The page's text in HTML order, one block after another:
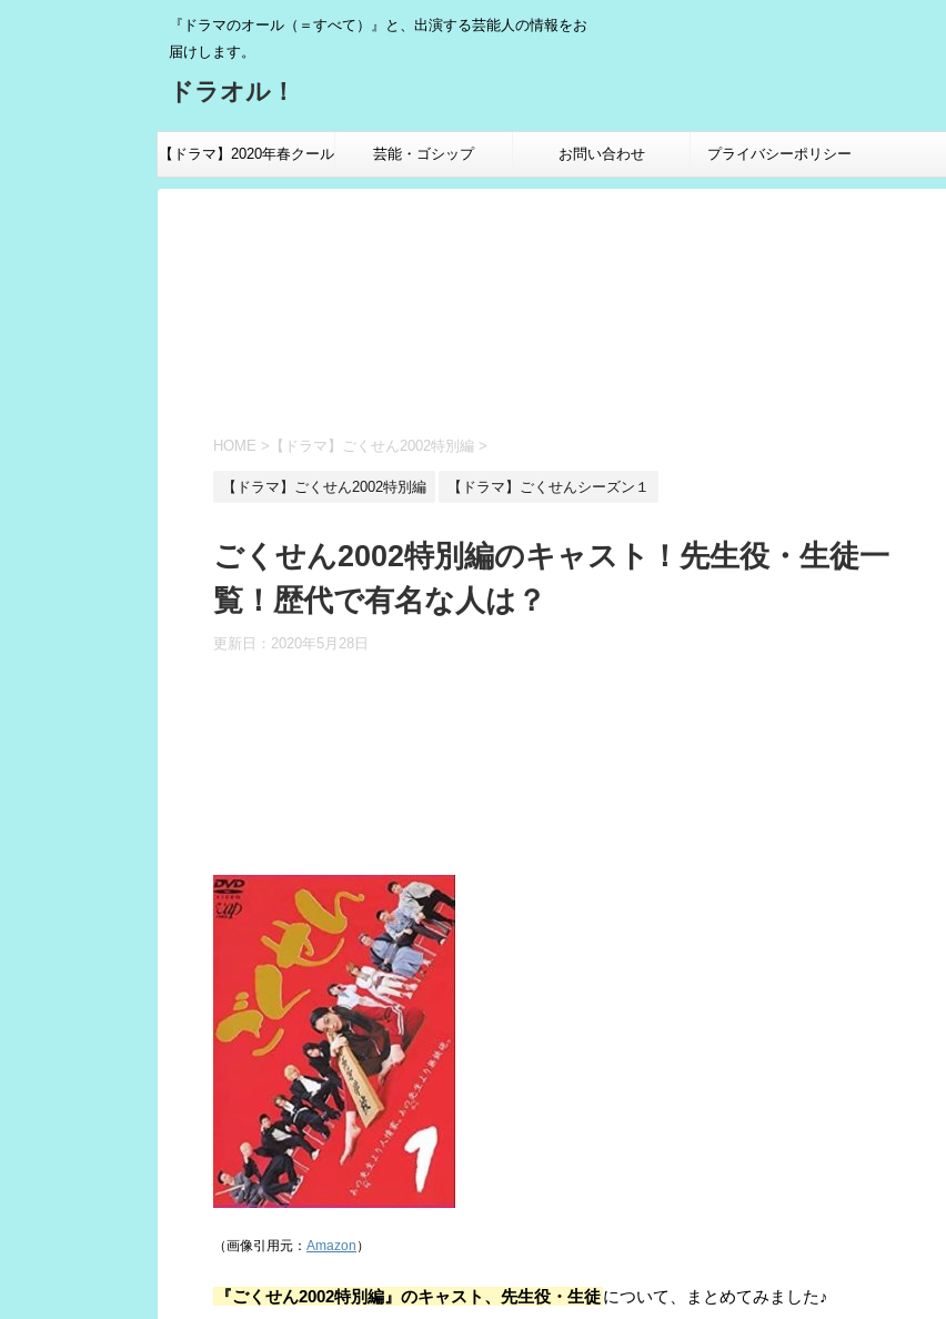
『ドラマのオール（＝すべて）』と、出演する芸能人の情報をお
届けします。
ドラオル！
【ドラマ】2020年春クール 芸能・ゴシップ お問い合わせ プライバシーポリシー
HOME > 【ドラマ】ごくせん2002特別編 >
【ドラマ】ごくせん2002特別編 【ドラマ】ごくせんシーズン１
ごくせん2002特別編のキャスト！先生役・生徒一
覧！歴代で有名な人は？
更新日： 2020年5月28日
（画像引用元： Amazon ）
『ごくせん2002特別編』のキャスト、先生役・生徒について、まとめてみました♪